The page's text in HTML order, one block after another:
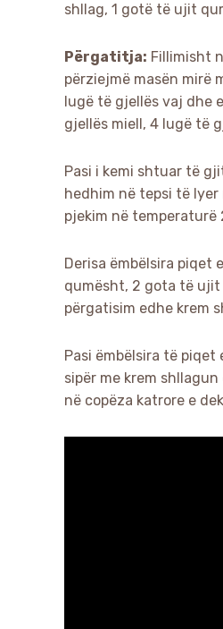
shllag, 1 gotë të ujit
Përgatitja: Fillimisht
përziejmë masën mirë
lugë të gjellës vaj dhe
gjellës miell, 4 lugë të
Pasi i kemi shtuar të
hedhim në tepsi të
pjekim në temperaturë
Derisa ëmbëlsira
qumësht, 2 gota të ujit
përgatisim edhe krem
Pasi ëmbëlsira të
sipër me krem
në copëza katrore e